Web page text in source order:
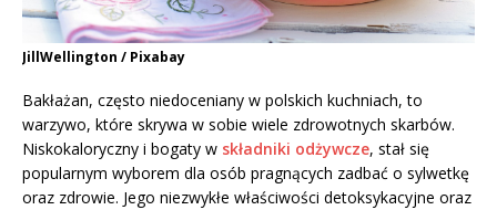
JillWellington / Pixabay
Bakłażan, często niedoceniany w polskich kuchniach, to
warzywo, które skrywa w sobie wiele zdrowotnych skarbów.
Niskokaloryczny i bogaty w składniki odżywcze, stał się
popularnym wyborem dla osób pragnących zadbać o sylwetkę
oraz zdrowie. Jego niezwykłe właściwości detoksykacyjne oraz